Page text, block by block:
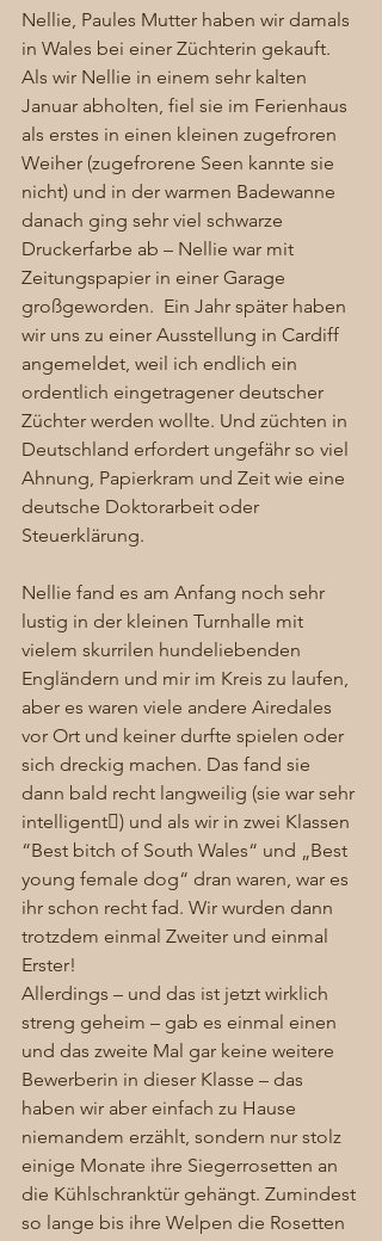
Nellie, Paules Mutter haben wir damals
in Wales bei einer Züchterin gekauft.
Als wir Nellie in einem sehr kalten
Januar abholten, fiel sie im Ferienhaus
als erstes in einen kleinen zugefroren
Weiher (zugefrorene Seen kannte sie
nicht) und in der warmen Badewanne
danach ging sehr viel schwarze
Druckerfarbe ab – Nellie war mit
Zeitungspapier in einer Garage
großgeworden.  Ein Jahr später haben
wir uns zu einer Ausstellung in Cardiff
angemeldet, weil ich endlich ein
ordentlich eingetragener deutscher
Züchter werden wollte. Und züchten in
Deutschland erfordert ungefähr so viel
Ahnung, Papierkram und Zeit wie eine
deutsche Doktorarbeit oder
Steuerklärung.
Nellie fand es am Anfang noch sehr
lustig in der kleinen Turnhalle mit
vielem skurrilen hundeliebenden
Engländern und mir im Kreis zu laufen,
aber es waren viele andere Airedales
vor Ort und keiner durfte spielen oder
sich dreckig machen. Das fand sie
dann bald recht langweilig (sie war sehr
intelligent) und als wir in zwei Klassen
“Best bitch of South Wales“ und „Best
young female dog“ dran waren, war es
ihr schon recht fad. Wir wurden dann
trotzdem einmal Zweiter und einmal
Erster!
Allerdings – und das ist jetzt wirklich
streng geheim – gab es einmal einen
und das zweite Mal gar keine weitere
Bewerberin in dieser Klasse – das
haben wir aber einfach zu Hause
niemandem erzählt, sondern nur stolz
einige Monate ihre Siegerrosetten an
die Kühlschranktür gehängt. Zumindest
so lange bis ihre Welpen die Rosetten